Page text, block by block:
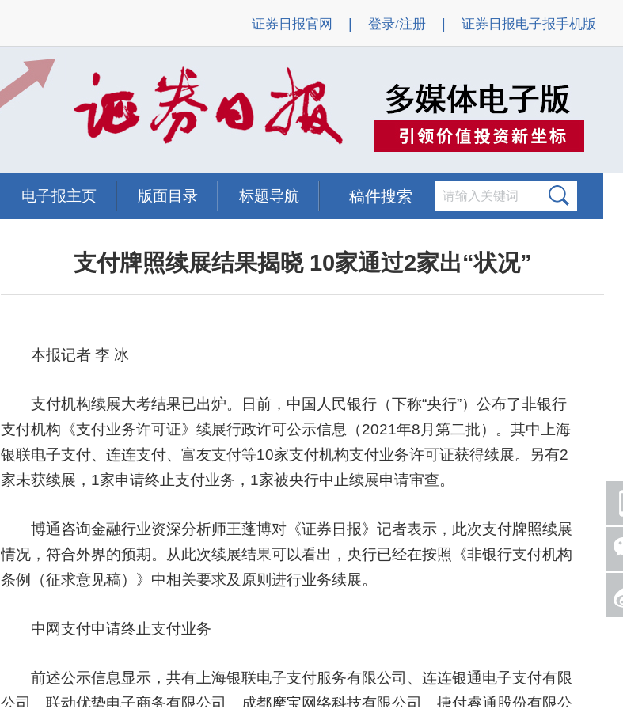
证券日报官网 登录/注册 证券日报电子报手机版
电子报主页 版面目录 标题导航 稿件搜索
支付牌照续展结果揭晓 10家通过2家出“状况”
本报记者 李 冰
支付机构续展大考结果已出炉。日前，中国人民银行（下称“央行”）公布了非银行
支付机构《支付业务许可证》续展行政许可公示信息（2021年8月第二批）。其中上海
银联电子支付、连连支付、富友支付等10家支付机构支付业务许可证获得续展。另有2
家未获续展，1家申请终止支付业务，1家被央行中止续展申请审查。
博通咨询金融行业资深分析师王蓬博对《证券日报》记者表示，此次支付牌照续展
情况，符合外界的预期。从此次续展结果可以看出，央行已经在按照《非银行支付机构
条例（征求意见稿）》中相关要求及原则进行业务续展。
中网支付申请终止支付业务
前述公示信息显示，共有上海银联电子支付服务有限公司、连连银通电子支付有限
公司、联动优势电子商务有限公司、成都摩宝网络科技有限公司、捷付睿通股份有限公